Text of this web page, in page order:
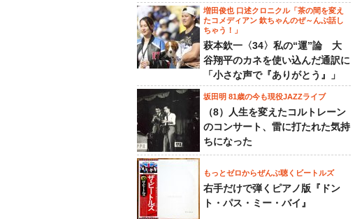
増田俊也 口述クロニクル「茶の間を変え
たコメディアン 欽ちゃんのぜ～んぶ話し
ちゃう！」
萩本欽一〈34〉私の“運”論 大
谷翔平のカネを使い込んだ通訳に
「小さな声で『ありがとう』」
坂田明 81歳の今も現役JAZZライブ
（8）人生を変えたコルトレーン
のコンサート、雷に打たれた気持
ちになった
もっとゼロからぜんぶ聴くビートルズ
右手だけで弾くピアノ版『ドン
ト・パス・ミー・バイ』